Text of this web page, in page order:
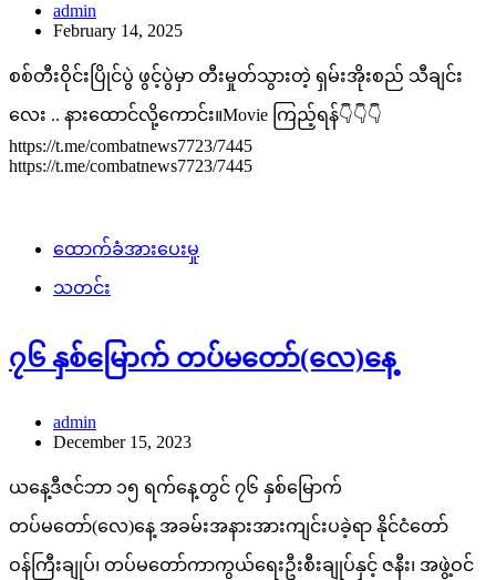
admin
February 14, 2025
စစ်တီးဝိုင်းပြိုင်ပွဲ ဖွင့်ပွဲမှာ တီးမှုတ်သွားတဲ့ ရှမ်းအိုးစည် သီချင်း
လေး .. နားထောင်လို့ကောင်း။Movie ကြည့်ရန်👇👇👇
https://t.me/combatnews7723/7445
https://t.me/combatnews7723/7445
ထောက်ခံအားပေးမှု
သတင်း
၇၆ နှစ်မြောက် တပ်မတော်(လေ)နေ့
admin
December 15, 2023
ယနေ့ဒီဇင်ဘာ ၁၅ ရက်နေ့တွင် ၇၆ နှစ်မြောက်
တပ်မတော်(လေ)နေ့ အခမ်းအနားအားကျင်းပခဲ့ရာ နိုင်ငံတော်
ဝန်ကြီးချုပ်၊ တပ်မတော်ကာကွယ်ရေးဦးစီးချုပ်နှင့် ဇနီး၊ အဖွဲ့ဝင်